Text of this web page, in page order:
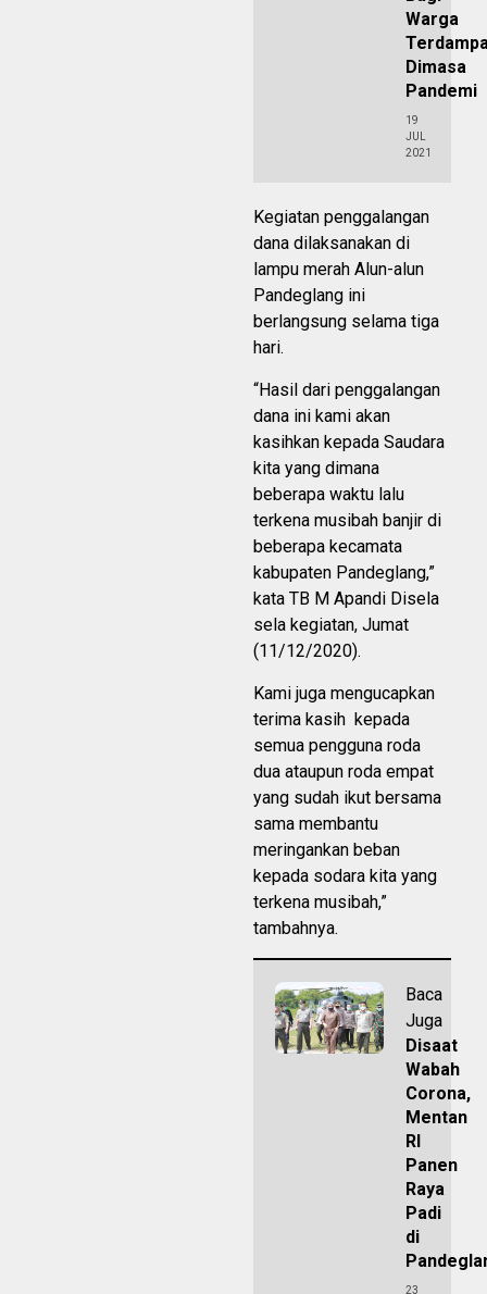
Warga
Dimasa
Pandemi
19
JUL
2021
Kegiatan penggalangan
dana dilaksanakan di
lampu merah Alun-alun
Pandeglang ini
berlangsung selama tiga
hari.
“Hasil dari penggalangan
dana ini kami akan
kasihkan kepada Saudara
kita yang dimana
beberapa waktu lalu
terkena musibah banjir di
beberapa kecamata
kabupaten Pandeglang,”
kata TB M Apandi Disela
sela kegiatan, Jumat
(11/12/2020).
Kami juga mengucapkan
terima kasih kepada
semua pengguna roda
dua ataupun roda empat
yang sudah ikut bersama
sama membantu
meringankan beban
kepada sodara kita yang
terkena musibah,”
tambahnya.
Baca
Juga
Disaat
Wabah
Corona,
Mentan
RI
Panen
Raya
Padi
di
23